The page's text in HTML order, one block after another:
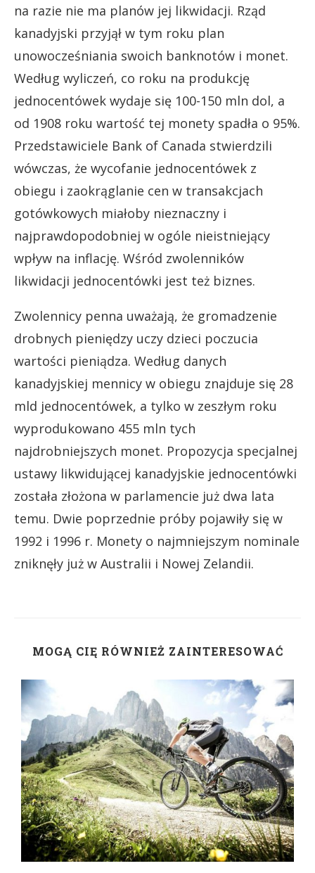
na razie nie ma planów jej likwidacji. Rząd
kanadyjski przyjął w tym roku plan
unowocześniania swoich banknotów i monet.
Według wyliczeń, co roku na produkcję
jednocentówek wydaje się 100-150 mln dol, a
od 1908 roku wartość tej monety spadła o 95%.
Przedstawiciele Bank of Canada stwierdzili
wówczas, że wycofanie jednocentówek z
obiegu i zaokrąglanie cen w transakcjach
gotówkowych miałoby nieznaczny i
najprawdopodobniej w ogóle nieistniejący
wpływ na inflację. Wśród zwolenników
likwidacji jednocentówki jest też biznes.
Zwolennicy penna uważają, że gromadzenie
drobnych pieniędzy uczy dzieci poczucia
wartości pieniądza. Według danych
kanadyjskiej mennicy w obiegu znajduje się 28
mld jednocentówek, a tylko w zeszłym roku
wyprodukowano 455 mln tych
najdrobniejszych monet. Propozycja specjalnej
ustawy likwidującej kanadyjskie jednocentówki
została złożona w parlamencie już dwa lata
temu. Dwie poprzednie próby pojawiły się w
1992 i 1996 r. Monety o najmniejszym nominale
zniknęły już w Australii i Nowej Zelandii.
MOGĄ CIĘ RÓWNIEŻ ZAINTERESOWAĆ